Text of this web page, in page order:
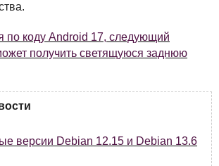
по коду Android 17, следующий
получить светящуюся заднюю
версии Debian 12.15 и Debian 13.6